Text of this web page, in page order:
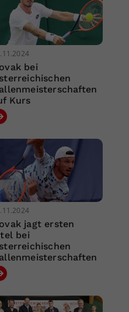
bei
Kurs
jagt ersten
bei